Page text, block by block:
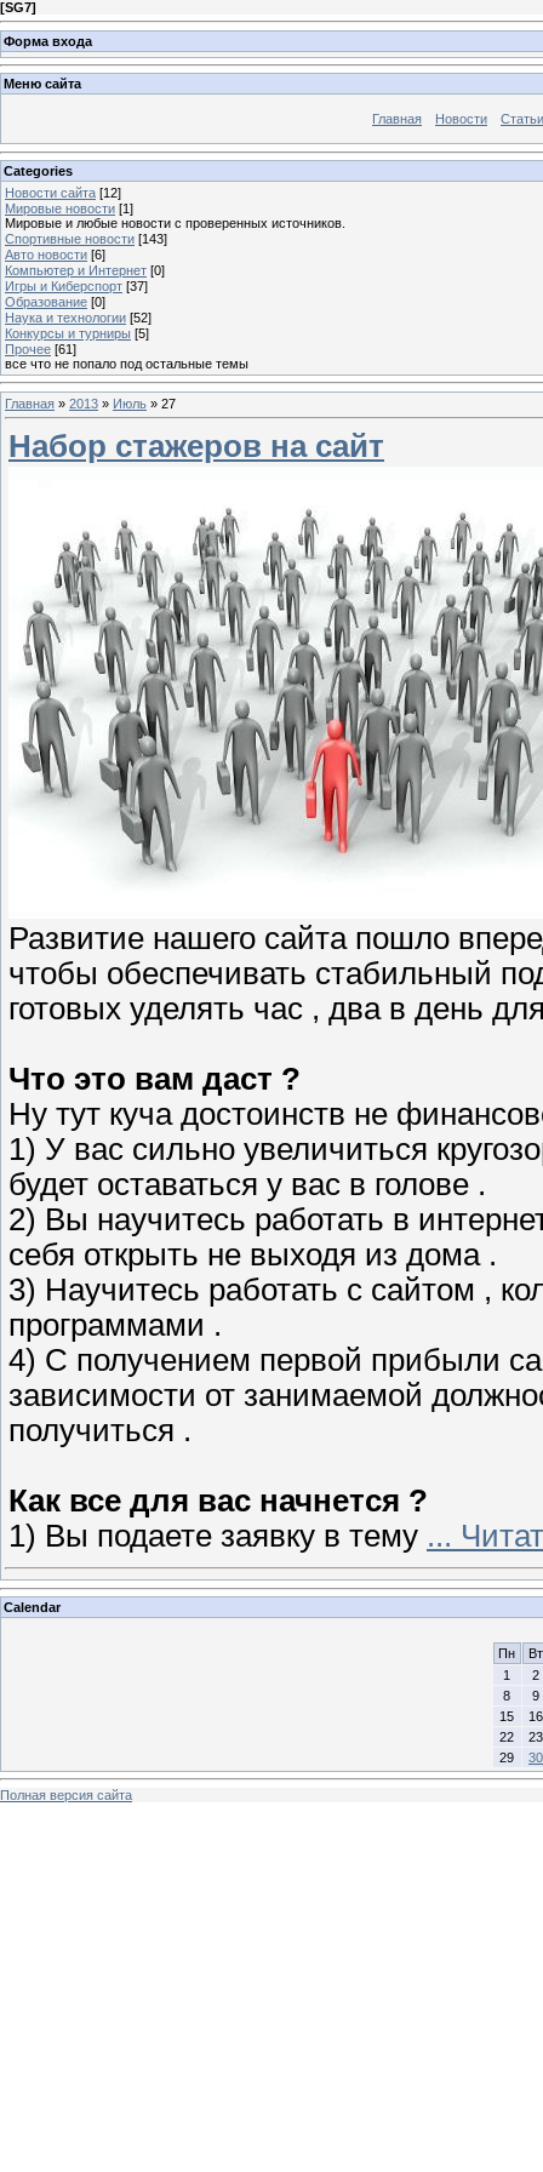
[SG7]
Форма входа
Меню сайта
Главная Новости Статьи
Categories
Новости сайта [12]
Мировые новости [1]
Мировые и любые новости с проверенных источников.
Спортивные новости [143]
Авто новости [6]
Компьютер и Интернет [0]
Игры и Киберспорт [37]
Образование [0]
Наука и технологии [52]
Конкурсы и турниры [5]
Прочее [61]
все что не попало под остальные темы
Главная » 2013 » Июль » 27
Набор стажеров на сайт
Развитие нашего сайта пошло
чтобы обеспечивать стабильный
готовых уделять час , два в день
Что это вам даст ?
Ну тут куча достоинств не
1) У вас сильно увеличиться
будет оставаться у вас в голове .
2) Вы научитесь работать в
себя открыть не выходя из дома .
3) Научитесь работать с сайтом ,
программами .
4) С получением первой прибыли
зависимости от занимаемой
получиться .
Как все для вас начнется ?
1) Вы подаете заявку в тему ...
Calendar
Пн
Вт
1
2
8
9
15
16
22
23
29
30
Полная версия сайта